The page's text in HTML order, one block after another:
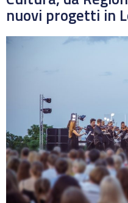
nuovi progetti in